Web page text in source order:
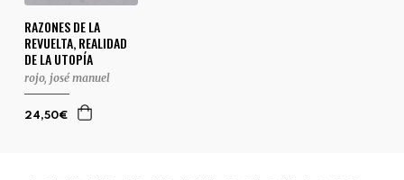
RAZONES DE LA
REVUELTA, REALIDAD
DE LA UTOPÍA
rojo, josé manuel
24,50€